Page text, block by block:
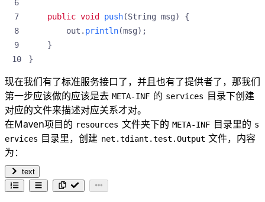
public void push(String msg)
{
out . println(msg);
}
}
现在我们有了标准服务接口了，并且也有了提供者了，那我们
第一步应该做的应该是去 META-INF 的 services 目录下创建
对应的文件来描述对应关系才对。
在Maven项目的 resources 文件夹下的 META-INF 目录里的 s
ervices 目录里，创建 net.tdiant.test.Output 文件，内容
为：
text